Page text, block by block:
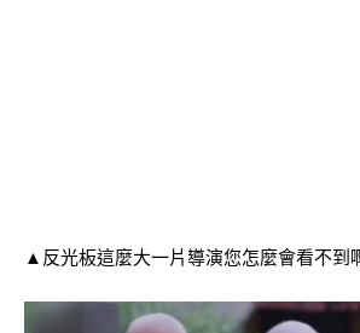
▲反光板這麼大一片導演您怎麼會看不到